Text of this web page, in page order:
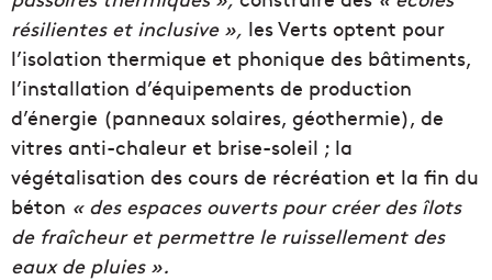
résilientes et inclusive », les Verts optent pour
l’isolation thermique et phonique des bâtiments,
l’installation d’équipements de production
d’énergie (panneaux solaires, géothermie), de
vitres anti-chaleur et brise-soleil ; la
végétalisation des cours de récréation et la fin du
béton « des espaces ouverts pour créer des îlots
de fraîcheur et permettre le ruissellement des
eaux de pluies ».